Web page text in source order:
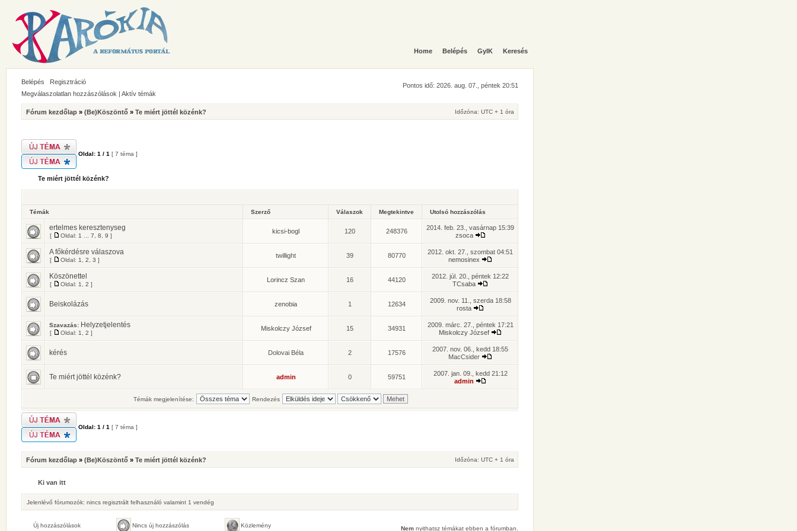
Home Belépés GyIK Keresés
Belépés Regisztráció
Pontos idő: 2026. aug. 07., péntek 20:51
Megválaszolatlan hozzászólások | Aktív témák
Fórum kezdőlap » (Be)Köszöntő » Te miért jöttél közénk? Időzóna: UTC + 1 óra
Oldal: 1 / 1 [ 7 téma ]
Te miért jöttél közénk?
Témák Szerző Válaszok Megtekintve Utolsó hozzászólás
ertelmes keresztenyseg
[ Oldal: 1 7 8 9 ]
kicsi-bogl 120 248376
2014. feb. 23., vasárnap 15:39
zsoca
A főkérdésre válaszova
[ Oldal: 1 2 3 ]
twillight 39 80770
2012. okt. 27., szombat 04:51
nemosinex
Köszönettel
[ Oldal: 1 2 ]
Lorincz Szan 16 44120
2012. júl. 20., péntek 12:22
TCsaba
Beiskolázás zenobia 1 12634
2009. nov. 11., szerda 18:58
rosta
Szavazás: Helyzetjelentés
[ Oldal: 1 2 ]
Miskolczy József 15 34931
2009. márc. 27., péntek 17:21
Miskolczy József
kérés Dolovai Béla 2 17576
2007. nov. 06., kedd 18:55
MacCsider
Te miért jöttél közénk? admin 0 59751
2007. jan. 09., kedd 21:12
admin
Témák megjelenítése: Rendezés
Oldal: 1 / 1 [ 7 téma ]
Fórum kezdőlap » (Be)Köszöntő » Te miért jöttél közénk? Időzóna: UTC + 1 óra
Ki van itt
Jelenlévő fórumozók: nincs regisztrált felhasználó valamint 1 vendég
Új hozzászólások Nincs új hozzászólás Közlemény Nem nyithatsz témákat ebben a fórumban.